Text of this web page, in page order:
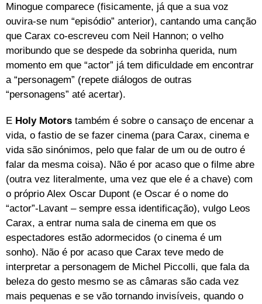
Minogue comparece (fisicamente, já que a sua voz
ouvira-se num “episódio” anterior), cantando uma canção
que Carax co-escreveu com Neil Hannon; o velho
moribundo que se despede da sobrinha querida, num
momento em que “actor” já tem dificuldade em encontrar
a “personagem” (repete diálogos de outras
“personagens” até acertar).
E Holy Motors também é sobre o cansaço de encenar a
vida, o fastio de se fazer cinema (para Carax, cinema e
vida são sinónimos, pelo que falar de um ou de outro é
falar da mesma coisa). Não é por acaso que o filme abre
(outra vez literalmente, uma vez que ele é a chave) com
o próprio Alex Oscar Dupont (e Oscar é o nome do
“actor”-Lavant – sempre essa identificação), vulgo Leos
Carax, a entrar numa sala de cinema em que os
espectadores estão adormecidos (o cinema é um
sonho). Não é por acaso que Carax teve medo de
interpretar a personagem de Michel Piccolli, que fala da
beleza do gesto mesmo se as câmaras são cada vez
mais pequenas e se vão tornando invisíveis, quando o